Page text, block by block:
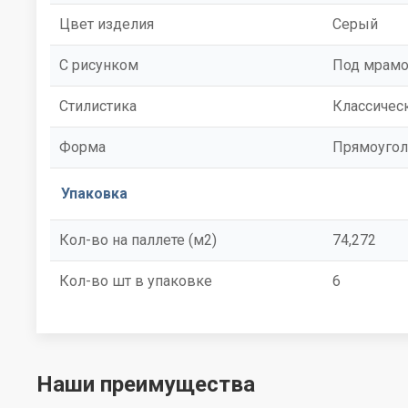
Цвет изделия Серый
С рисунком Под
Стилистика
Форма
Упаковка
Кол-во на паллете (м2) 74,272
Кол-во шт в упаковке 6
Наши преимущества